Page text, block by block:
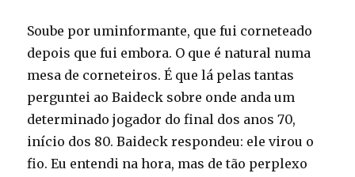
Soube por uminformante, que fui corneteado
depois que fui embora. O que é natural numa
mesa de corneteiros. É que lá pelas tantas
perguntei ao Baideck sobre onde anda um
determinado jogador do final dos anos 70,
início dos 80. Baideck respondeu: ele virou o
fio. Eu entendi na hora, mas de tão perplexo